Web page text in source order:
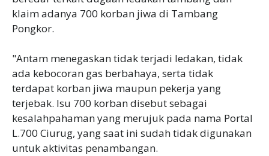
klaim adanya 700 korban jiwa di Tambang
Pongkor.
"Antam menegaskan tidak terjadi ledakan, tidak
ada kebocoran gas berbahaya, serta tidak
terdapat korban jiwa maupun pekerja yang
terjebak. Isu 700 korban disebut sebagai
kesalahpahaman yang merujuk pada nama Portal
L.700 Ciurug, yang saat ini sudah tidak digunakan
untuk aktivitas penambangan.